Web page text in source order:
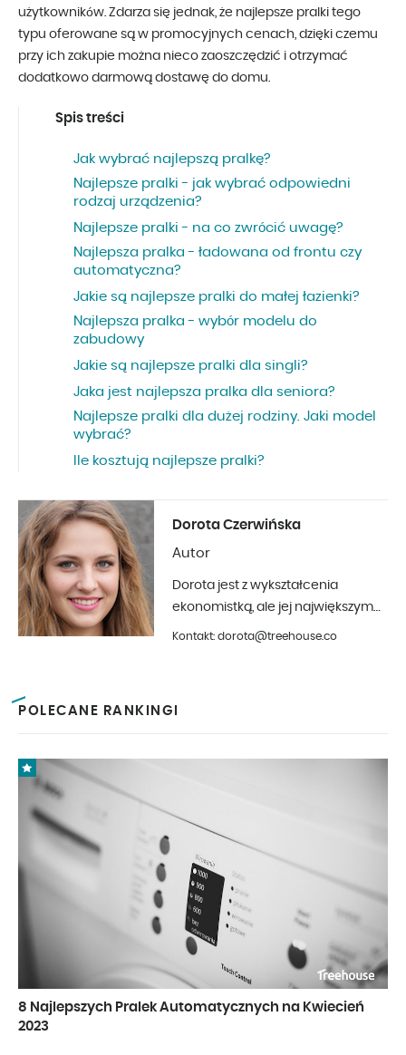
użytkowników. Zdarza się jednak, że najlepsze pralki tego
typu oferowane są w promocyjnych cenach, dzięki czemu
przy ich zakupie można nieco zaoszczędzić i otrzymać
dodatkowo darmową dostawę do domu.
Spis treści
Jak wybrać najlepszą pralkę?
Najlepsze pralki - jak wybrać odpowiedni
rodzaj urządzenia?
Najlepsze pralki - na co zwrócić uwagę?
Najlepsza pralka - ładowana od frontu czy
automatyczna?
Jakie są najlepsze pralki do małej łazienki?
Najlepsza pralka - wybór modelu do
zabudowy
Jakie są najlepsze pralki dla singli?
Jaka jest najlepsza pralka dla seniora?
Najlepsze pralki dla dużej rodziny. Jaki model
wybrać?
Ile kosztują najlepsze pralki?
Dorota Czerwińska
Autor
Dorota jest z wykształcenia
ekonomistką, ale jej największym
hobby jest fotografia i aranżacja
Kontakt: dorota@treehouse.co
POLECANE RANKINGI
8 Najlepszych Pralek Automatycznych na Kwiecień
2023